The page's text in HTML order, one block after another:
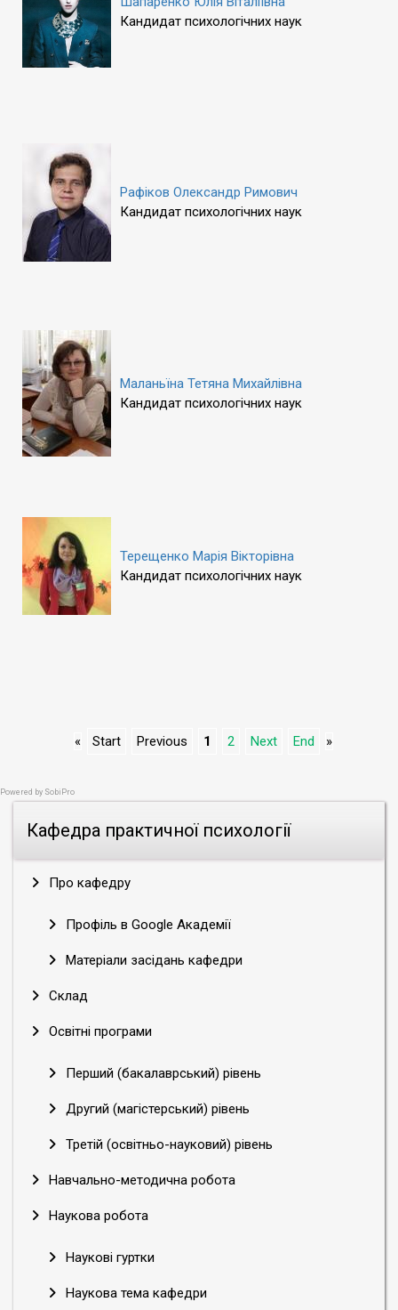
Кафедра практичної психології
Про кафедру
Профіль в Google Академії
Матеріали засідань кафедри
Склад
Освітні програми
Перший (бакалаврський) рівень
Другий (магістерський) рівень
Третій (освітньо-науковий) рівень
Навчально-методична робота
Наукова робота
Наукові гуртки
Наукова тема кафедри
Кандидат психологічних наук
Рафіков Олександр Римович
Кандидат психологічних наук
Маланьїна Тетяна Михайлівна
Кандидат психологічних наук
Терещенко Марія Вікторівна
Кандидат психологічних наук
« Start Previous 1 2 Next End »
Powered by SobiPro